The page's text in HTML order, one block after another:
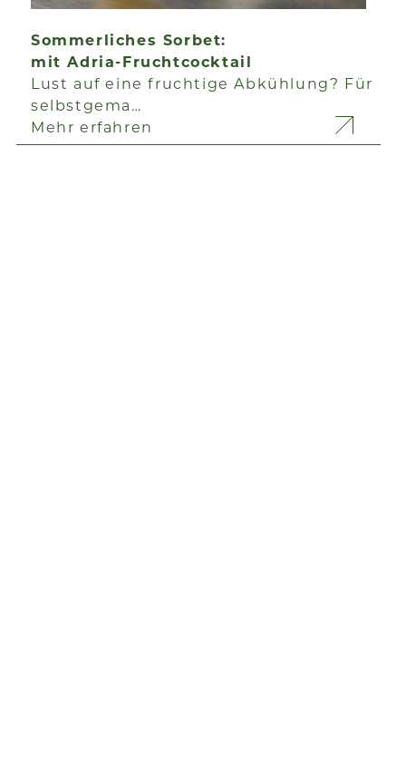
Sommerliches Sorbet:
mit Adria-Fruchtcocktail
Lust auf eine fruchtige Abkühlung? Für
selbstgema…
Mehr erfahren